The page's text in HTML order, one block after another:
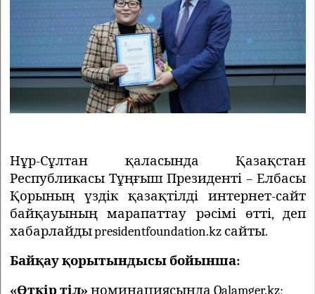
Нұр-Сұлтан қаласында Қазақстан
Республикасы Тұңғыш Президенті – Елбасы
Қорының үздік қазақтілді интернет-сайт
байқауының марапаттау рәсімі өтті, деп
хабарлайдыpresidentfoundation.kz сайты.
Байқау қорытындысы бойынша:
«Өткір тіл»номинациясында Qalamger.kz;